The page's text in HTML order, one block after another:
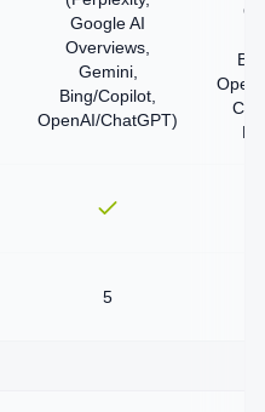
Google AI
Overviews,
Gemini,
Bing/Copilot,
OpenAI/ChatGPT)
5